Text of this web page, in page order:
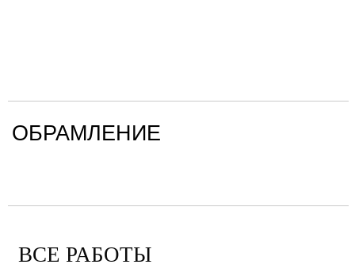
ОБРАМЛЕНИЕ
ВСЕ РАБОТЫ